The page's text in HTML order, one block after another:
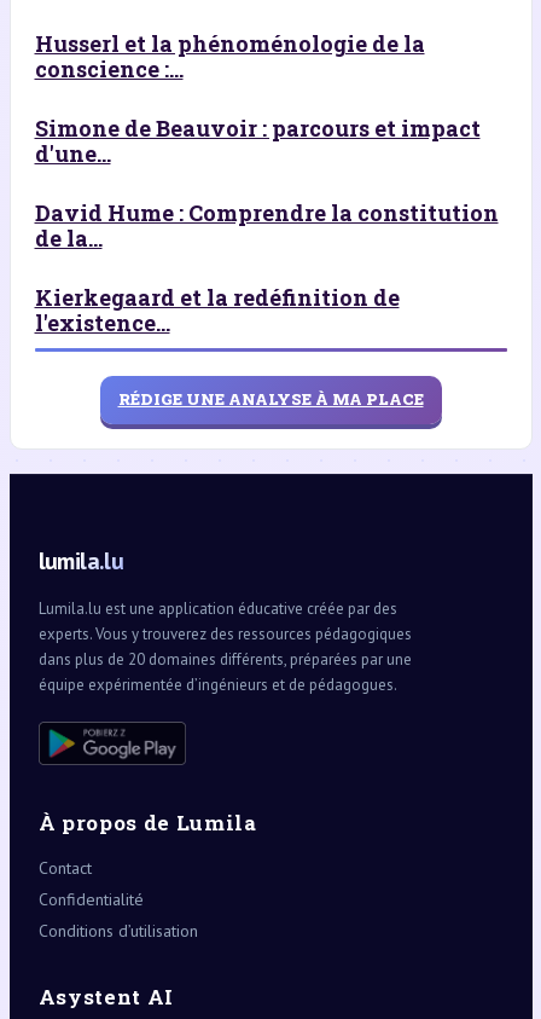
Husserl et la phénoménologie de la
conscience :...
Simone de Beauvoir : parcours et impact
d'une...
David Hume : Comprendre la constitution
de la...
Kierkegaard et la redéfinition de
l'existence...
RÉDIGE UNE ANALYSE À MA PLACE
lumila.lu
Lumila.lu est une application éducative créée par des
experts. Vous y trouverez des ressources pédagogiques
dans plus de 20 domaines différents, préparées par une
équipe expérimentée d’ingénieurs et de pédagogues.
À propos de Lumila
Contact
Confidentialité
Conditions d’utilisation
Asystent AI